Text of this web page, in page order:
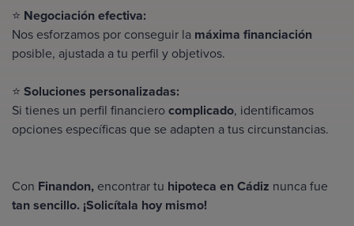
⭐ Negociación efectiva:
Nos esforzamos por conseguir la máxima financiación
posible, ajustada a tu perfil y objetivos.
⭐ Soluciones personalizadas:
Si tienes un perfil financierocomplicado, identificamos
opciones específicas que se adapten a tus circunstancias.
Con Finandon, encontrar tu hipoteca en Cádiz nunca fue
tan sencillo. ¡Solicítala hoy mismo!